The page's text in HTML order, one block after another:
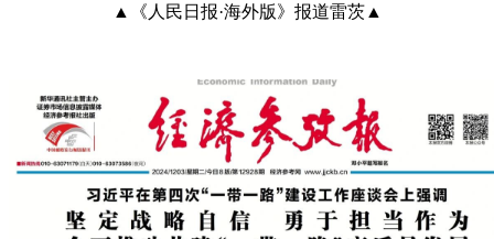
▲《人民日报·海外版》报道雷茨▲